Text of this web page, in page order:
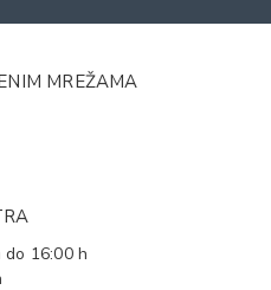
MREŽAMA
16:00 h